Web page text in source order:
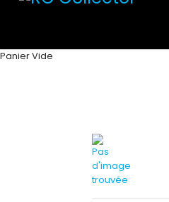
Panier Vide